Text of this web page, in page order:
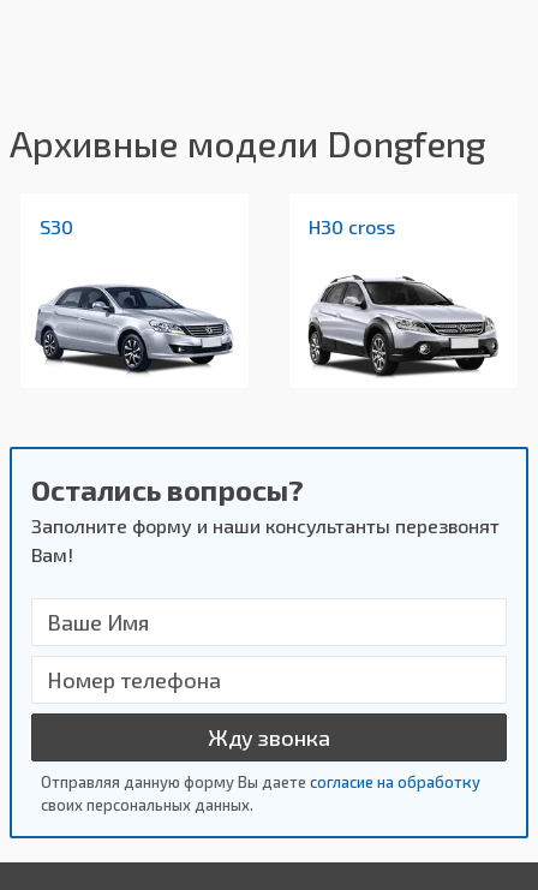
Архивные модели Dongfeng
S30 H30 cross
Остались вопросы?
Заполните форму и наши консультанты перезвонят
Вам!
Жду звонка
Отправляя данную форму Вы даете согласие на обработку
своих персональных данных.